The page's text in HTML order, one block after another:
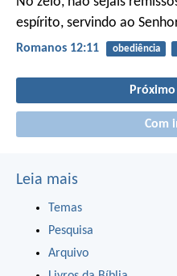
espírito, servindo ao
Romanos 12:11 obediência
Com
Leia mais
Temas
Pesquisa
Arquivo